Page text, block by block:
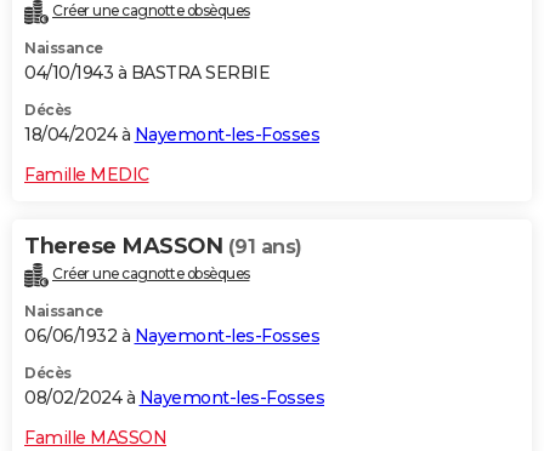
Créer une cagnotte obsèques
Naissance
04/10/1943 à BASTRA SERBIE
Décès
18/04/2024 à Nayemont-les-Fosses
Famille MEDIC
Therese MASSON (91 ans)
Créer une cagnotte obsèques
Naissance
06/06/1932 à Nayemont-les-Fosses
Décès
08/02/2024 à Nayemont-les-Fosses
Famille MASSON